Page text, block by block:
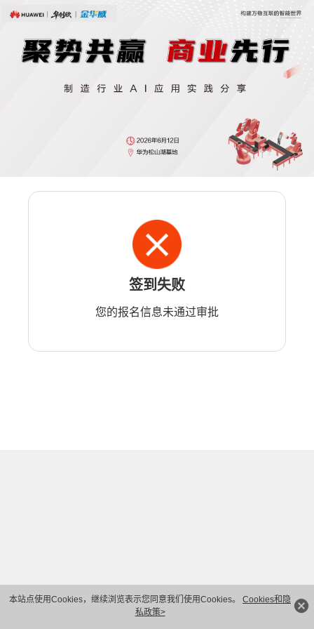
本站点使用Cookies，继续浏览表示您同意我们使用Cookies。 Cookies和隐
私政策>
签到失败
您的报名信息未通过审批